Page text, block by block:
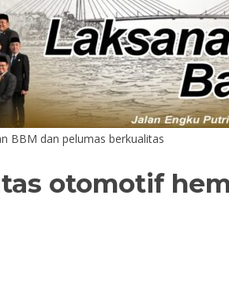
BBM dan pelumas berkualitas
otomotif